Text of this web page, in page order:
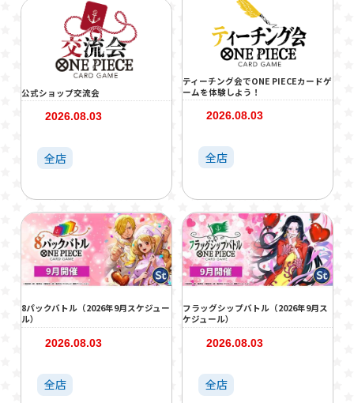
公式ショップ交流会
2026.08.03
全店
ティーチング会でONE PIECEカードゲ
ームを体験しよう！
2026.08.03
全店
8パックバトル（2026年9月スケジュー
ル）
2026.08.03
全店
フラッグシップバトル（2026年9月ス
ケジュール）
2026.08.03
全店